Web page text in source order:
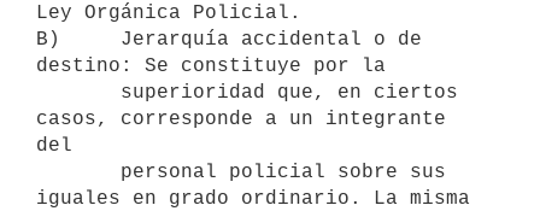
Ley Orgánica Policial.
B)     Jerarquía accidental o de
destino: Se constituye por la
casos, corresponde a un integrante
del
iguales en grado ordinario. La misma